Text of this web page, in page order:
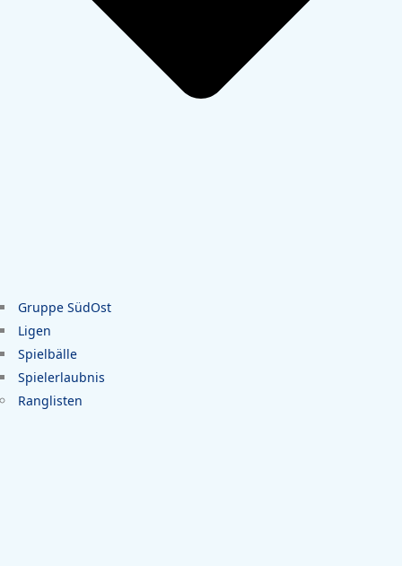
Gruppe SüdOst
Ligen
Spielbälle
Spielerlaubnis
Ranglisten